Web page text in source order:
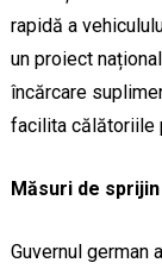
rapidă a
un proiect
încărcare
facilita călătoriile
Măsuri de sprijin
Guvernul german